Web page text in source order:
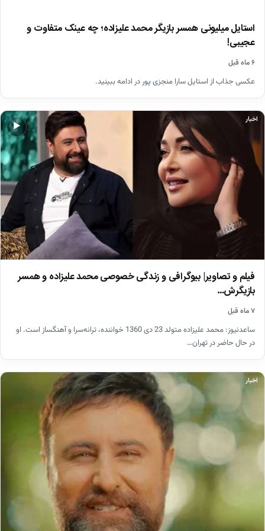
استایل میلیونی همسر بازیگر محمد علیزاده؛ چه عینک متفاوت و
عجیبی!
۶ ماه قبل
عکسی جذاب از استایل سارا منجزی پور در ادامه ببینید.
▶
اخبار
فیلم و تصاویر| بیوگرافی و زندگی خصوصی محمد علیزاده و همسر
بازیگرش…
۷ ماه قبل
ساعدنیوز: محمد علیزاده متولد 23 دی 1360 خواننده، ترانه‌سرا و آهنگساز است. او
در حال حاضر در تهران…
اخبار